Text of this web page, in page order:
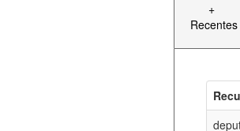
+
Recentes